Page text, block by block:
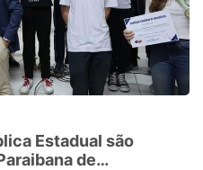
Estadual são
de